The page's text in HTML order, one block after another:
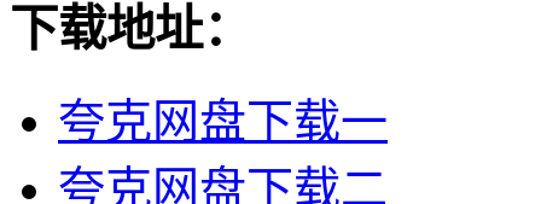
下载地址：
夸克网盘下载一
夸克网盘下载二